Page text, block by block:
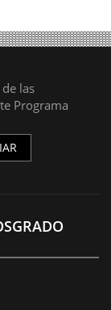
las
Programa